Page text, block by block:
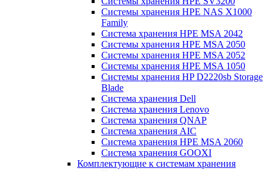
Системы хранения HPE NAS X1000
Family
Система хранения HPE MSA 2042
Системы хранения HPE MSA 2050
Системы хранения HPE MSA 2052
Системы хранения HPE MSA 1050
Системы хранения HP D2220sb Storage
Blade
Система хранения Dell
Система хранения Lenovo
Система хранения QNAP
Система хранения AIC
Система хранения HPE MSA 2060
Система хранения GOOXI
Комплектующие к системам хранения